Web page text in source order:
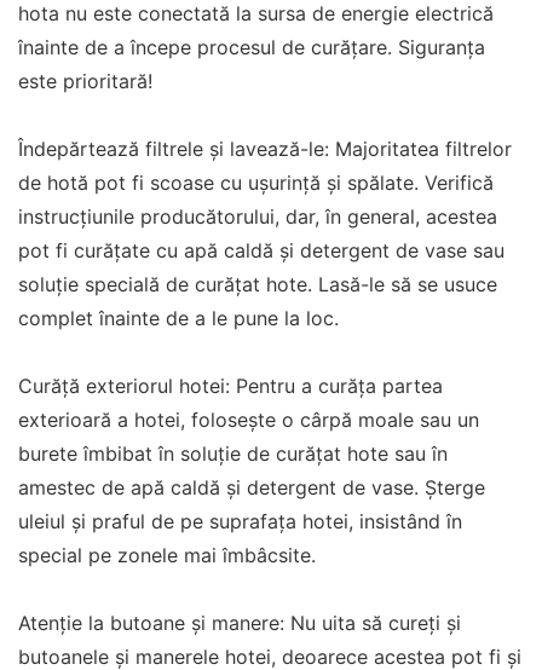
hota nu este conectată la sursa de energie electrică
înainte de a începe procesul de curățare. Siguranța
este prioritară!
Îndepărtează filtrele și lavează-le: Majoritatea filtrelor
de hotă pot fi scoase cu ușurință și spălate. Verifică
instrucțiunile producătorului, dar, în general, acestea
pot fi curățate cu apă caldă și detergent de vase sau
soluție specială de curățat hote. Lasă-le să se usuce
complet înainte de a le pune la loc.
Curăță exteriorul hotei: Pentru a curăța partea
exterioară a hotei, folosește o cârpă moale sau un
burete îmbibat în soluție de curățat hote sau în
amestec de apă caldă și detergent de vase. Șterge
uleiul și praful de pe suprafața hotei, insistând în
special pe zonele mai îmbâcsite.
Atenție la butoane și manere: Nu uita să cureți și
butoanele și manerele hotei, deoarece acestea pot fi și